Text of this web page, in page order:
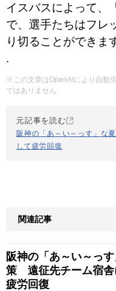
イスバスによって、
で、選手たちはフレ
り切ることができま
️.
※この文章はOpenAIにより自動
ではありません
元記事を読む
阪神の「あ～い～っす」な
して疲労回復
関連記事
阪神の「あ～い～っ
策 遠征先チーム宿舎
疲労回復